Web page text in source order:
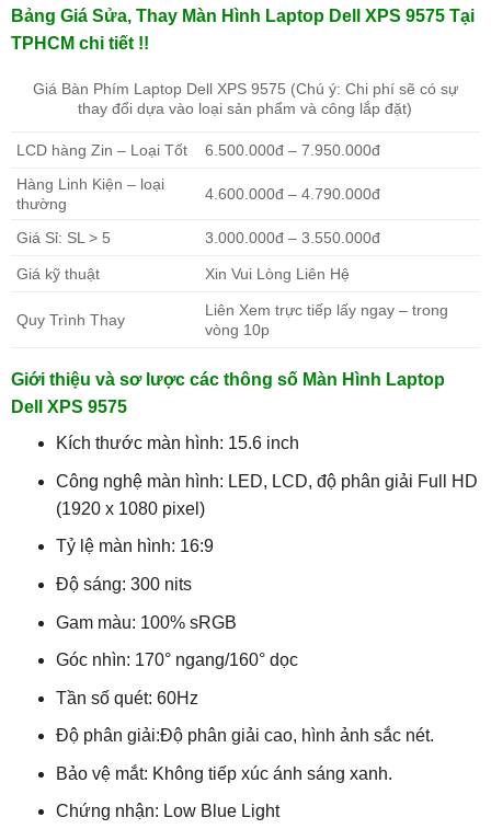
Bảng Giá Sửa, Thay Màn Hình Laptop Dell XPS 9575 Tại
TPHCM chi tiết !!
Giá Bàn Phím Laptop Dell XPS 9575 (Chú ý: Chi phí sẽ có sự
thay đổi dựa vào loại sản phẩm và công lắp đặt)
LCD hàng Zin – Loại Tốt
6.500.000đ – 7.950.000đ
Hàng Linh Kiện – loại
thường
4.600.000đ – 4.790.000đ
Giá Sỉ: SL > 5 3.000.000đ – 3.550.000đ
Giá kỹ thuật Xin Vui Lòng Liên Hệ
Quy Trình Thay
Liên Xem trực tiếp lấy ngay – trong
vòng 10p
Giới thiệu và sơ lược các thông số Màn Hình Laptop
Dell XPS 9575
Kích thước màn hình: 15.6 inch
Công nghệ màn hình: LED, LCD, độ phân giải Full HD
(1920 x 1080 pixel)
Tỷ lệ màn hình: 16:9
Độ sáng: 300 nits
Gam màu: 100% sRGB
Góc nhìn: 170° ngang/160° dọc
Tần số quét: 60Hz
Độ phân giải:Độ phân giải cao, hình ảnh sắc nét.
Bảo vệ mắt: Không tiếp xúc ánh sáng xanh.
Chứng nhận: Low Blue Light